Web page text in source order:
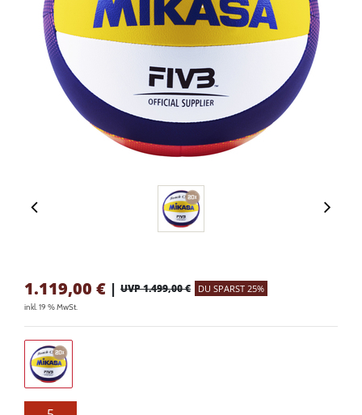
1.119,00 € | UVP 1.499,00 € DU SPARST 25%
inkl. 19 % MwSt.